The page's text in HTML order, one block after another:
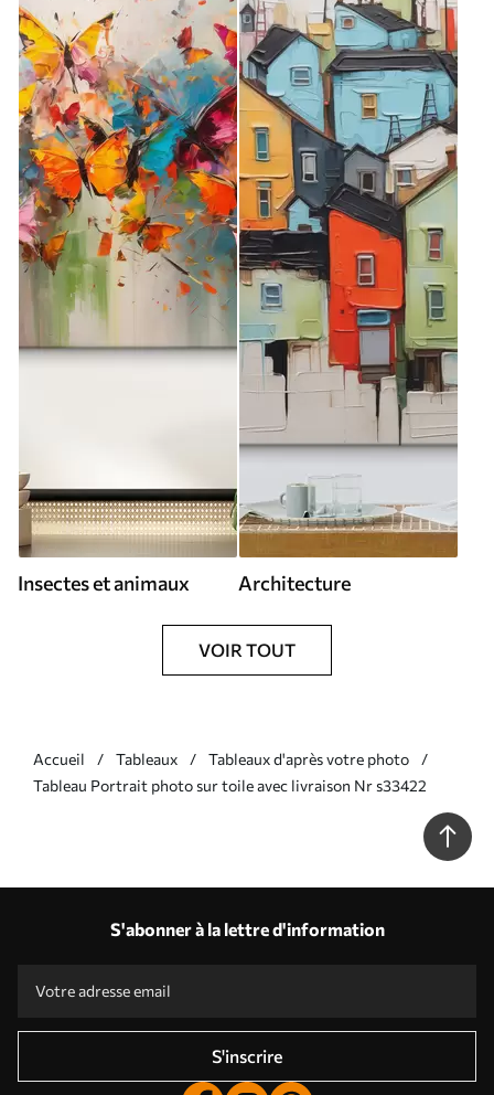
Insectes et animaux Architecture
VOIR TOUT
Accueil Tableaux
Tableaux d'après votre photo
Tableau Portrait photo sur toile avec livraison Nr s33422
S'abonner à la lettre d'information
S'inscrire